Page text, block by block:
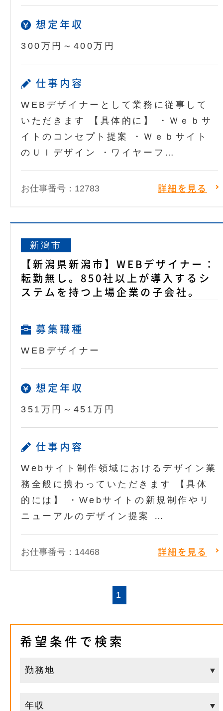
想定年収
300万円～400万円
仕事内容
WEBデザイナーとして業務に従事して
いただきます 【具体的に】 ・Ｗｅｂサ
イトのコンセプト提案 ・Ｗｅｂサイト
のＵＩデザイン ・ワイヤーフ…
お仕事番号：12783 詳細を見る
新潟市
【新潟県新潟市】WEBデザイナー：
転勤無し。850社以上が導入するシ
ステムを持つ上場企業の子会社。
募集職種
WEBデザイナー
想定年収
351万円～451万円
仕事内容
Webサイト制作領域におけるデザイン業
務全般に携わっていただきます 【具体
的には】 ・Webサイトの新規制作やリ
ニューアルのデザイン提案 …
お仕事番号：14468 詳細を見る
1
希望条件で検索